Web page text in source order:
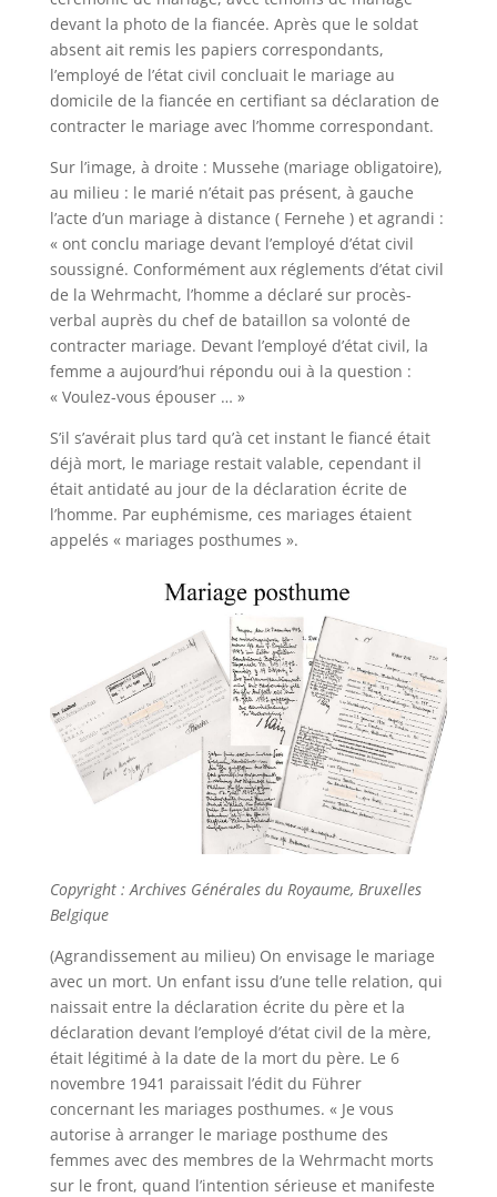
devant la photo de la fiancée. Après que le soldat
absent ait remis les papiers correspondants,
l’employé de l’état civil concluait le mariage au
domicile de la fiancée en certifiant sa déclaration de
contracter le mariage avec l’homme correspondant.
Sur l’image, à droite : Mussehe (mariage obligatoire),
au milieu : le marié n’était pas présent, à gauche
l’acte d’un mariage à distance ( Fernehe ) et agrandi :
« ont conclu mariage devant l’employé d’état civil
soussigné. Conformément aux réglements d’état civil
de la Wehrmacht, l’homme a déclaré sur procès-
verbal auprès du chef de bataillon sa volonté de
contracter mariage. Devant l’employé d’état civil, la
femme a aujourd’hui répondu oui à la question :
« Voulez-vous épouser … »
S’il s’avérait plus tard qu’à cet instant le fiancé était
déjà mort, le mariage restait valable, cependant il
était antidaté au jour de la déclaration écrite de
l’homme. Par euphémisme, ces mariages étaient
appelés « mariages posthumes ».
Copyright : Archives Générales du Royaume, Bruxelles
Belgique
(Agrandissement au milieu) On envisage le mariage
avec un mort. Un enfant issu d’une telle relation, qui
naissait entre la déclaration écrite du père et la
déclaration devant l’employé d’état civil de la mère,
était légitimé à la date de la mort du père. Le 6
novembre 1941 paraissait l’édit du Führer
concernant les mariages posthumes. « Je vous
autorise à arranger le mariage posthume des
femmes avec des membres de la Wehrmacht morts
sur le front, quand l’intention sérieuse et manifeste